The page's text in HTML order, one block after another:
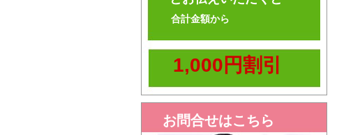
合計金額から
1,000円割引
お問合せはこちら